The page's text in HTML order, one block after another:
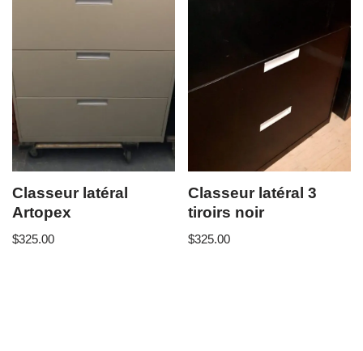
Classeur latéral
Artopex
$325.00
Classeur latéral 3
tiroirs noir
$325.00